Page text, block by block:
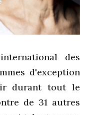
des
d'exception
durant tout le
de 31 autres